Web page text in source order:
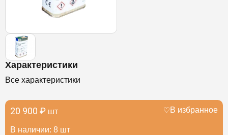
Характеристики
Все характеристики
20 900 ₽ шт
В наличии: 8 шт
В избранное